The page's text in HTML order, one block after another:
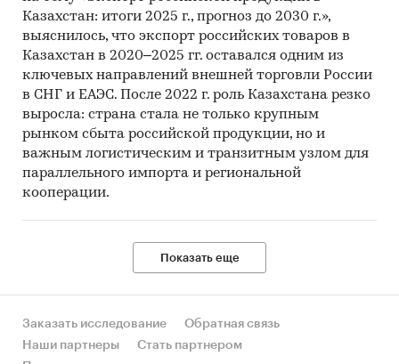
Казахстан: итоги 2025 г., прогноз до 2030 г.»,
выяснилось, что экспорт российских товаров в
Казахстан в 2020–2025 гг. оставался одним из
ключевых направлений внешней торговли России
в СНГ и ЕАЭС. После 2022 г. роль Казахстана резко
выросла: страна стала не только крупным
рынком сбыта российской продукции, но и
важным логистическим и транзитным узлом для
параллельного импорта и региональной
кооперации.
Показать еще
Заказать исследование
Обратная связь
Наши партнеры
Стать партнером